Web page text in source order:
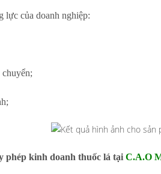
lực của doanh nghiệp:
phép kinh doanh thuốc lá tại C.A.O